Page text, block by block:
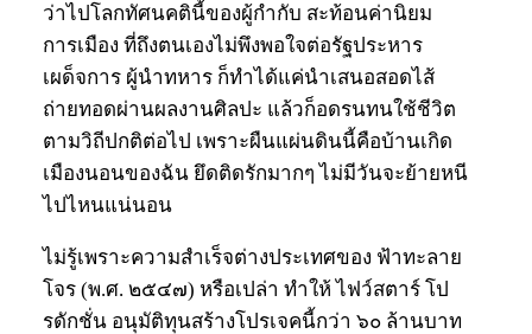
ว่าไปโลกทัศนคตินี้ของผู้กำกับ สะท้อนค่านิยม
การเมือง ที่ถึงตนเองไม่พึงพอใจต่อรัฐประหาร
เผด็จการ ผู้นำทหาร ก็ทำได้แค่นำเสนอสอดไส้
ถ่ายทอดผ่านผลงานศิลปะ แล้วก็อดรนทนใช้ชีวิต
ตามวิถีปกติต่อไป เพราะผืนแผ่นดินนี้คือบ้านเกิด
เมืองนอนของฉัน ยึดติดรักมากๆ ไม่มีวันจะย้ายหนี
ไปไหนแน่นอน
ไม่รู้เพราะความสำเร็จต่างประเทศของ ฟ้าทะลาย
โจร (พ.ศ. ๒๕๔๗) หรือเปล่า ทำให้ ไฟว์สตาร์ โป
รดักชั่น อนุมัติทุนสร้างโปรเจคนี้กว่า ๖๐ ล้านบาท